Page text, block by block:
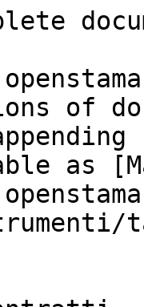
of
as